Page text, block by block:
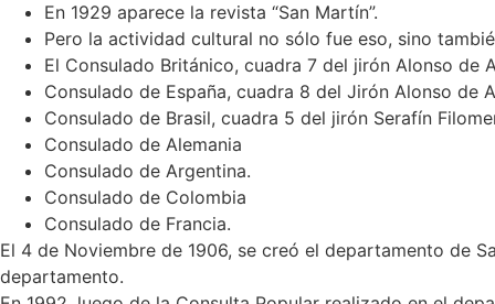
En 1929 aparece la revista “San Martín”.
Pero la actividad cultural no sólo fue eso, sino
El Consulado Británico, cuadra 7 del jirón Alonso de
Consulado de España, cuadra 8 del Jirón Alonso de
Consulado de Brasil, cuadra 5 del jirón Serafín
Consulado de Alemania
Consulado de Argentina.
Consulado de Colombia
Consulado de Francia.
El 4 de Noviembre de 1906, se creó el departamento de
departamento.